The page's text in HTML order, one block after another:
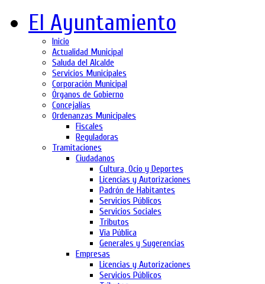
El Ayuntamiento
Inicio
Actualidad Municipal
Saluda del Alcalde
Servicios Municipales
Corporación Municipal
Órganos de Gobierno
Concejalías
Ordenanzas Municipales
Fiscales
Reguladoras
Tramitaciones
Ciudadanos
Cultura, Ocio y Deportes
Licencias y Autorizaciones
Padrón de Habitantes
Servicios Públicos
Servicios Sociales
Tributos
Via Pública
Generales y Sugerencias
Empresas
Licencias y Autorizaciones
Servicios Públicos